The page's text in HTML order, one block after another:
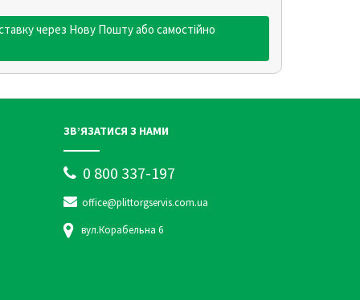
через Нову Пошту або самостійно
ЗВ’ЯЗАТИСЯ З НАМИ
0 800 337-197
office@plittorgservis.com.ua
вул.Корабельна 6